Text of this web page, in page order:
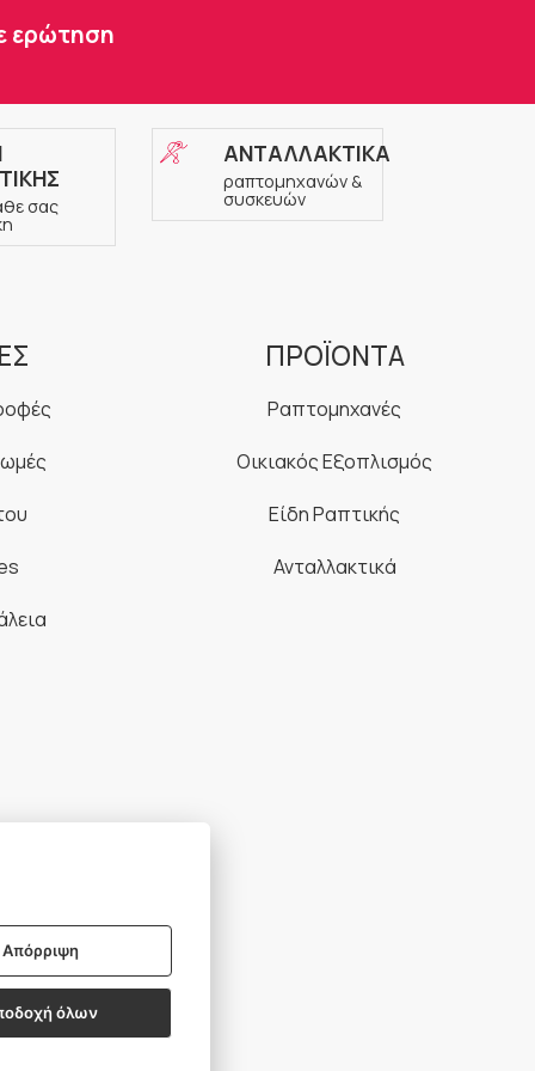
ερώτηση
σας
ΑΝΤΑΛΛΑΚΤΙΚΑ
ραπτομηχανών &
συσκευών
ΠΡΟΪΟΝΤΑ
Ραπτομηχανές
Οικιακός Εξοπλισμός
Είδη Ραπτικής
Ανταλλακτικά
Απόρριψη
όλων